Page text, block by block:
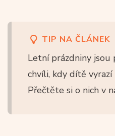
TIP NA ČLÁNEK
Letní prázdniny
chvíli, kdy dítě vyrazí
Přečtěte si o nich v